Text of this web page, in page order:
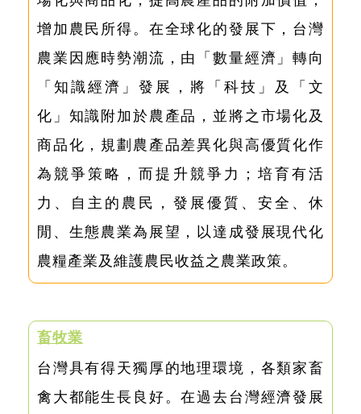
增加農民所得。在全球化的發展下，台灣
農業因應時勢潮流，由「數量經濟」轉向
「知識經濟」發展，將「科技」及「文
化」知識附加於農產品，並將之市場化及
商品化，規劃農產品差異化與高優質化作
為競爭策略，而提升競爭力；培育有活
力、自主的農民，發展優質、安全、休
閒、生態農業為展望，以達成發展現代化
農糧產業及維護農民收益之農業政策。
畜牧業
台灣具有得天獨厚的地理環境，各類家畜
禽大都能生長良好。在過去台灣經濟發展